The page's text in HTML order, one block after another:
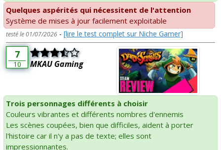
Quelques aspérités qui nécessitent de l'attention
Système de mises à jour facilement exploitable
testé le 01/07/2026 - [lire le test complet sur Niche Gamer]
7
10 MKAU Gaming
Trois personnages différents à choisir
Couleurs vibrantes et différents nombres d'ennemis
Les scènes coupées, bien que difficiles, aident à porter
l'histoire car il n'y a pas de texte; elles sont
impressionnantes.